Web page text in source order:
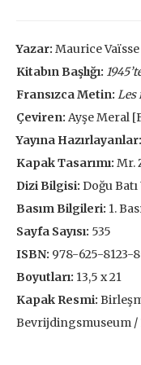
370,00 TL
24 Saatte Kargoda
SEPETE EKLE
Yazar: Maurice Vaïsse
Kitabın Başlığı:
Fransızca Metin: Les
Çeviren: Ayşe Meral
Yayına Hazırlayanlar:
Kapak Tasarımı: Mr.
Dizi Bilgisi: Doğu
Basım Bilgileri: 1.
Sayfa Sayısı: 535
ISBN: 978-625-8123-
Boyutları: 13,5 x 21
Kapak Resmi:
Bevrijdingsmuseum /